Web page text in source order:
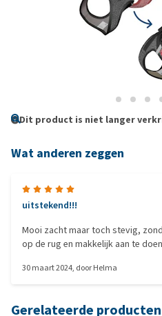
Dit product is niet langer
Wat anderen zeggen
uitstekend!!!
Mooi zacht maar toch stevig,
op de rug en makkelijk aan te
30 maart 2024, doorHelma
Gerelateerde producten